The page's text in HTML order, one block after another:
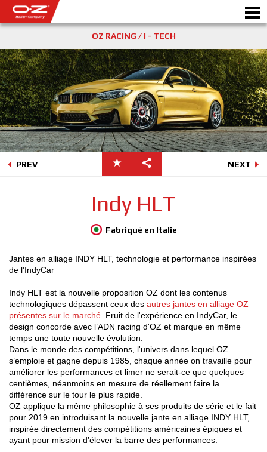
CONFIGURATEUR B2B
JANTES
GALERIE
COMPAGNIE ITALIENNE
REVENDEUR
MOTORSPORT
CONFIGURATEUR 3D
Contact
PARTENAIRES
DOWNLOAD AREA
GPSR
OZ RACING / I - TECH
PREV NEXT
Indy HLT
Fabriqué en Italie
Jantes en alliage INDY HLT, technologie et performance inspirées
de l'IndyCar
Indy HLT est la nouvelle proposition OZ dont les contenus
technologiques dépassent ceux des autres jantes en alliage OZ
présentes sur le marché . Fruit de l'expérience en IndyCar, le
design concorde avec l’ADN racing d'OZ et marque en même
temps une toute nouvelle évolution.
Dans le monde des compétitions, l'univers dans lequel OZ
s’emploie et gagne depuis 1985, chaque année on travaille pour
améliorer les performances et limer ne serait-ce que quelques
centièmes, néanmoins en mesure de réellement faire la
différence sur le tour le plus rapide.
OZ applique la même philosophie à ses produits de série et le fait
pour 2019 en introduisant la nouvelle jante en alliage INDY HLT,
inspirée directement des compétitions américaines épiques et
ayant pour mission d’élever la barre des performances.